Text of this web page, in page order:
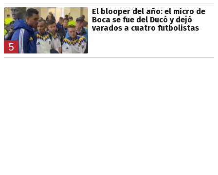
5
El blooper del año: el micro de
Boca se fue del Ducó y dejó
varados a cuatro futbolistas